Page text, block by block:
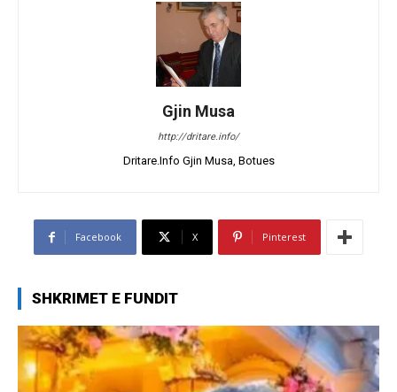
Gjin Musa
http://dritare.info/
Dritare.Info Gjin Musa, Botues
Facebook X Pinterest
SHKRIMET E FUNDIT